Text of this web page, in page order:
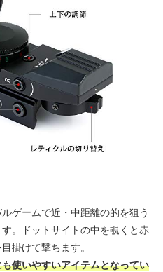
ゲームで近・中距離の的を狙う
。ドットサイトの中を覗くと赤
掛けて撃ちます。
使いやすいアイテムとなってい